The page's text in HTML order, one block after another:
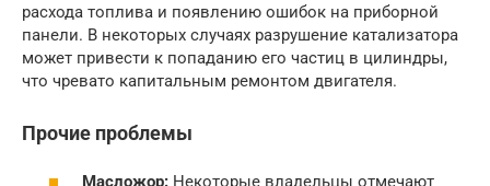
расхода топлива и появлению ошибок на приборной
панели. В некоторых случаях разрушение катализатора
может привести к попаданию его частиц в цилиндры,
что чревато капитальным ремонтом двигателя.
Прочие проблемы
Масложор: Некоторые владельцы отмечают